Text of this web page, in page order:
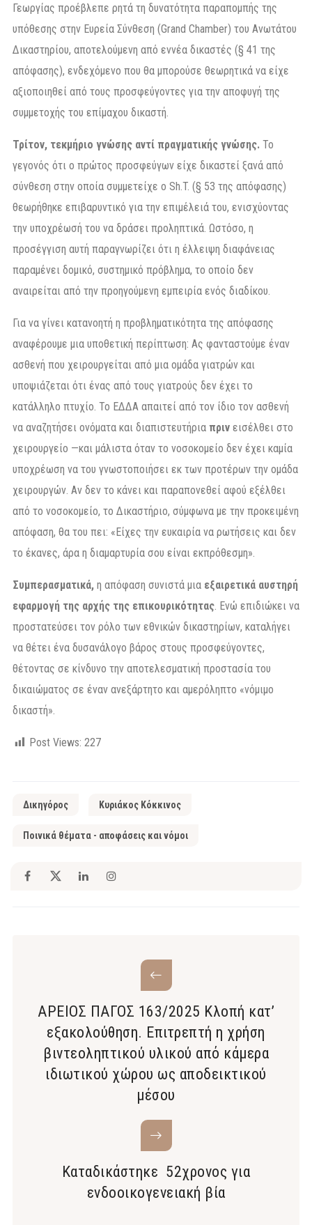
Γεωργίας προέβλεπε ρητά τη δυνατότητα παραπομπής της
υπόθεσης στην Ευρεία Σύνθεση (Grand Chamber) του Ανωτάτου
Δικαστηρίου, αποτελούμενη από εννέα δικαστές (§ 41 της
απόφασης), ενδεχόμενο που θα μπορούσε θεωρητικά να είχε
αξιοποιηθεί από τους προσφεύγοντες για την αποφυγή της
συμμετοχής του επίμαχου δικαστή.
Τρίτον, τεκμήριο γνώσης αντί πραγματικής γνώσης. Το
γεγονός ότι ο πρώτος προσφεύγων είχε δικαστεί ξανά από
σύνθεση στην οποία συμμετείχε ο Sh.T. (§ 53 της απόφασης)
θεωρήθηκε επιβαρυντικό για την επιμέλειά του, ενισχύοντας
την υποχρέωσή του να δράσει προληπτικά. Ωστόσο, η
προσέγγιση αυτή παραγνωρίζει ότι η έλλειψη διαφάνειας
παραμένει δομικό, συστημικό πρόβλημα, το οποίο δεν
αναιρείται από την προηγούμενη εμπειρία ενός διαδίκου.
Για να γίνει κατανοητή η προβληματικότητα της απόφασης
αναφέρουμε μια υποθετική περίπτωση: Ας φανταστούμε έναν
ασθενή που χειρουργείται από μια ομάδα γιατρών και
υποψιάζεται ότι ένας από τους γιατρούς δεν έχει το
κατάλληλο πτυχίο. Το ΕΔΔΑ απαιτεί από τον ίδιο τον ασθενή
να αναζητήσει ονόματα και διαπιστευτήρια πριν εισέλθει στο
χειρουργείο —και μάλιστα όταν το νοσοκομείο δεν έχει καμία
υποχρέωση να του γνωστοποιήσει εκ των προτέρων την ομάδα
χειρουργών. Αν δεν το κάνει και παραπονεθεί αφού εξέλθει
από το νοσοκομείο, το Δικαστήριο, σύμφωνα με την προκειμένη
απόφαση, θα του πει: «Είχες την ευκαιρία να ρωτήσεις και δεν
το έκανες, άρα η διαμαρτυρία σου είναι εκπρόθεσμη».
Συμπερασματικά, η απόφαση συνιστά μια εξαιρετικά αυστηρή
εφαρμογή της αρχής της επικουρικότητας . Ενώ επιδιώκει να
προστατεύσει τον ρόλο των εθνικών δικαστηρίων, καταλήγει
να θέτει ένα δυσανάλογο βάρος στους προσφεύγοντες,
θέτοντας σε κίνδυνο την αποτελεσματική προστασία του
δικαιώματος σε έναν ανεξάρτητο και αμερόληπτο «νόμιμο
δικαστή».
Post Views: 227
Δικηγόρος Κυριάκος Κόκκινος
Ποινικά θέματα - αποφάσεις και νόμοι
ΑΡΕΙΟΣ ΠΑΓΟΣ 163/2025 Κλοπή κατ’
εξακολούθηση. Επιτρεπτή η χρήση
βιντεοληπτικού υλικού από κάμερα
ιδιωτικού χώρου ως αποδεικτικού
μέσου
Καταδικάστηκε 52χρονος για
ενδοοικογενειακή βία